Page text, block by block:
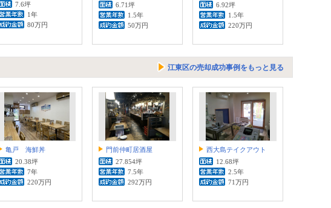
7.6坪
1年
80万円
6.71坪
1.5年
50万円
6.92坪
1.5年
220万円
江東区の売却成功事例をもっと見る
亀戸 海鮮丼
20.38坪
7年
220万円
門前仲町居酒屋
27.854坪
7.5年
292万円
西大島テイクアウト
12.68坪
2.5年
71万円